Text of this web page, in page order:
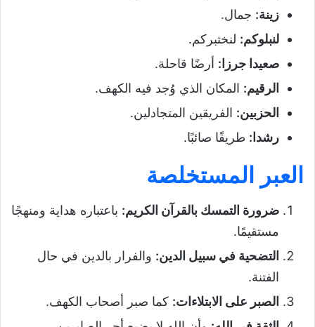
زينة: جمال.
لنبلوكم: لنختبركم.
صعيدا جرزا : أرضًا قاحلة.
الرقيم: المكان الذي وُجد فيه الكهف.
الحزبين: الفريقين المتجادلين.
رشدا : طريقًا صائبًا.
العبر المستخلصة
ضرورة التمسك بالقرآن الكريم: باعتباره هداية ومنهجًا
مستقيمًا.
التضحية في سبيل الدين: والفرار بالدين في حال
الفتنة.
الصبر على الابتلاءات: كما صبر أصحاب الكهف.